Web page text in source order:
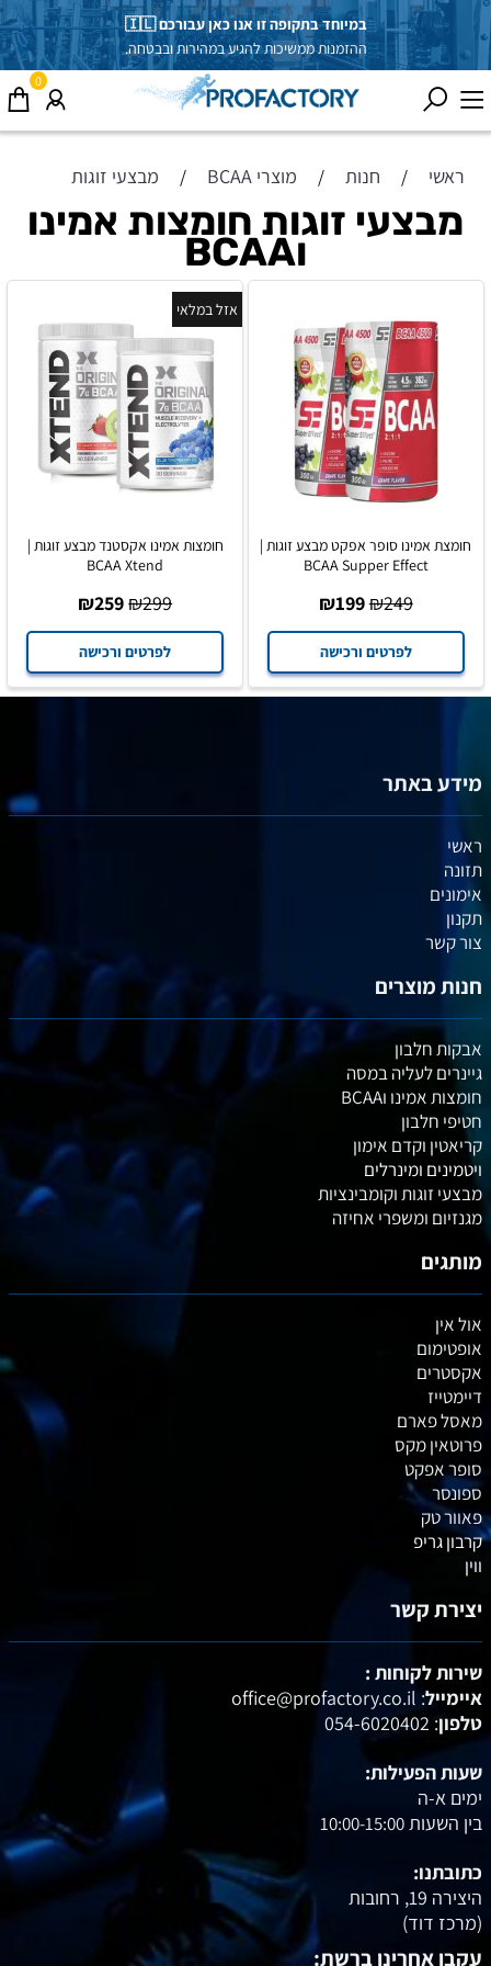
במיוחד בתקופה זו אנו כאן עבורכם 🇮🇱
ההזמנות ממשיכות להגיע במהירות ובבטחה.
0
ראשי / חנות / מוצרי BCAA / מבצעי זוגות
מבצעי זוגות חומצות אמינו
וBCAA
חומצת אמינו סופר אפקט מבצע זוגות |
BCAA Supper Effect
₪249
₪199
לפרטים ורכישה
אזל במלאי
חומצות אמינו אקסטנד מבצע זוגות |
BCAA Xtend
₪299
₪259
לפרטים ורכישה
מידע באתר
ראשי
תזונה
אימונים
תקנון
צור קשר
חנות מוצרים
אבקות חלבון
גיינרים לעליה במסה
חומצות אמינו וBCAA
חטיפי חלבון
קריאטין וקדם אימון
ויטמינים ומינרלים
מבצעי זוגות וקומבינציות
מגנזיום ומשפרי אחיזה
מותגים
אול אין
אופטימום
אקסטרים
דיימטייז
מאסל פארם
פרוטאין מקס
סופר אפקט
ספונסר
פאוור טק
קרבון גריפ
ווין
יצירת קשר
שירות לקוחות :
איימייל: office@profactory.co.il
טלפון: 054-6020402
שעות הפעילות:
ימים א-ה
בין השעות10:00-15:00
כתובתנו:
היצירה 19, רחובות
(מרכז דוד)
עקבו אחרינו ברשת: